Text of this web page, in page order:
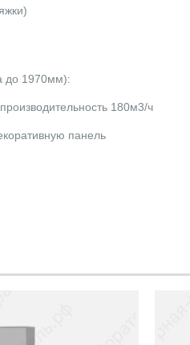
до 1970мм):
180м3/ч
панель